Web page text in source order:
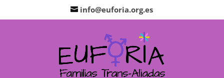
info@euforia.org.es